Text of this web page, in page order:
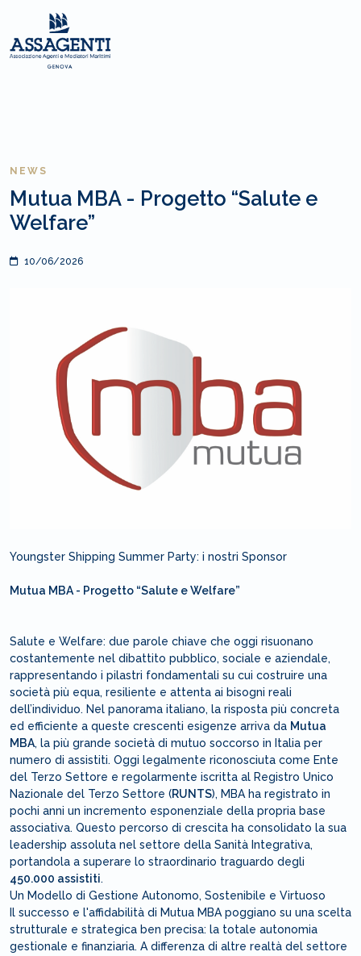
NEWS
Mutua MBA - Progetto “Salute e
Welfare”
10/06/2026
Youngster Shipping Summer Party: i nostri Sponsor
Mutua MBA - Progetto “Salute e Welfare”
Salute e Welfare: due parole chiave che oggi risuonano
costantemente nel dibattito pubblico, sociale e aziendale,
rappresentando i pilastri fondamentali su cui costruire una
società più equa, resiliente e attenta ai bisogni reali
dell’individuo. Nel panorama italiano, la risposta più concreta
ed efficiente a queste crescenti esigenze arriva da Mutua
MBA, la più grande società di mutuo soccorso in Italia per
numero di assistiti. Oggi legalmente riconosciuta come Ente
del Terzo Settore e regolarmente iscritta al Registro Unico
Nazionale del Terzo Settore (RUNTS), MBA ha registrato in
pochi anni un incremento esponenziale della propria base
associativa. Questo percorso di crescita ha consolidato la sua
leadership assoluta nel settore della Sanità Integrativa,
portandola a superare lo straordinario traguardo degli
450.000 assistiti.
Un Modello di Gestione Autonomo, Sostenibile e Virtuoso
Il successo e l'affidabilità di Mutua MBA poggiano su una scelta
strutturale e strategica ben precisa: la totale autonomia
gestionale e finanziaria. A differenza di altre realtà del settore